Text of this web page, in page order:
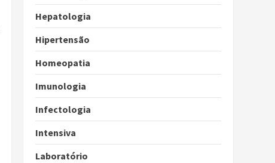
Hepatologia
Hipertensão
Homeopatia
Imunologia
Infectologia
Intensiva
Laboratório